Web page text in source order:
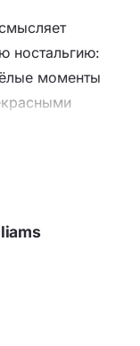
ностальгию:
моменты
с
и «хороших
боль и
на